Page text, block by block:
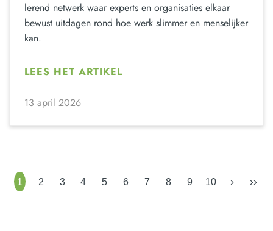
lerend netwerk waar experts en organisaties elkaar
bewust uitdagen rond hoe werk slimmer en menselijker
kan.
LEES HET ARTIKEL
13 april 2026
1 2 3 4 5 6 7 8 9 10 › ››